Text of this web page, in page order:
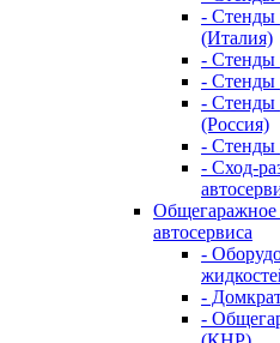
- Стенды
(Италия)
- Стенды
- Стенды
- Стенды
(Россия)
- Стенды
- Сход-
Общегаражное
автосервиса
-
-
-